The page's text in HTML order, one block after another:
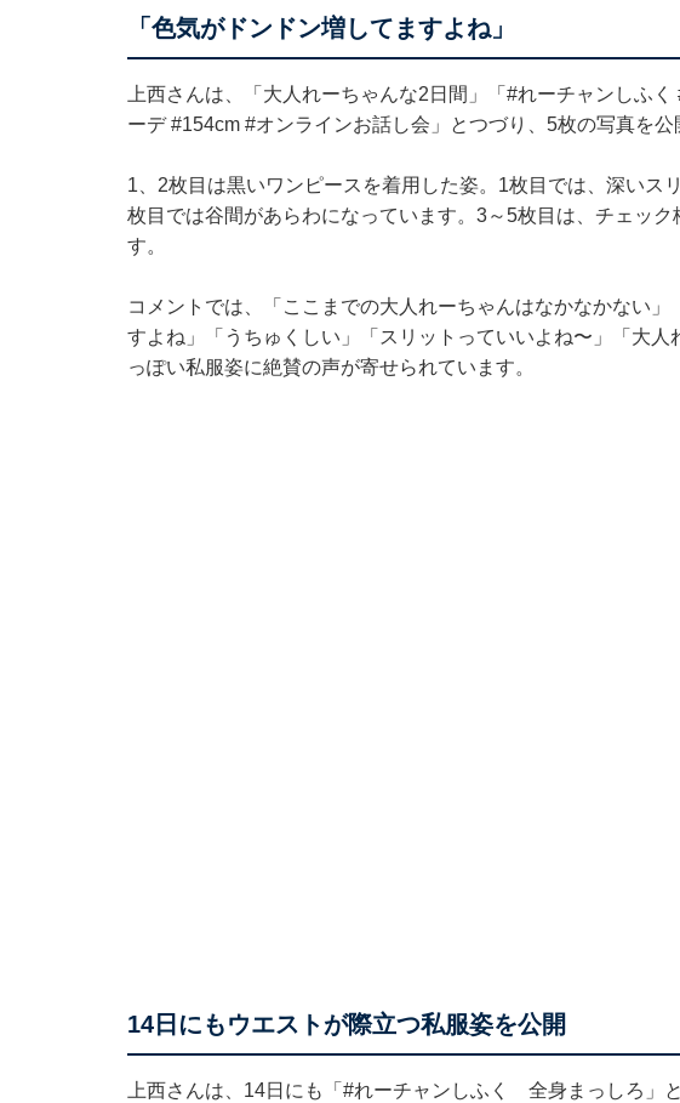
「色気がドンドン増してますよね」
上西さんは、「大人れーちゃんな2日間」「#れーチャンしふ
ーデ #154cm #オンラインお話し会」とつづり、5枚の写真を公
1、2枚目は黒いワンピースを着用した姿。1枚目では、深いス
枚目では谷間があらわになっています。3～5枚目は、チェッ
す。
コメントでは、「ここまでの大人れーちゃんはなかなかない」
すよね」「うちゅくしい」「スリットっていいよね〜」「大人
っぽい私服姿に絶賛の声が寄せられています。
14日にもウエストが際立つ私服姿を公開
上西さんは、14日にも「#れーチャンしふく 全身まっしろ」